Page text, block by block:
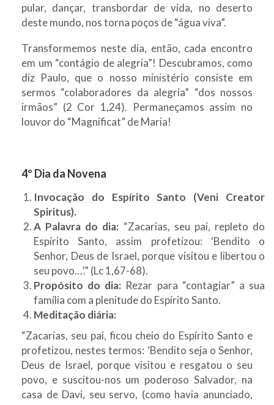
pular, dançar, transbordar de vida, no deserto
deste mundo, nos torna poços de “água viva”.
Transformemos neste dia, então, cada encontro
em um “contágio de alegria”! Descubramos, como
diz Paulo, que o nosso ministério consiste em
sermos “colaboradores da alegria” “dos nossos
irmãos” (2 Cor 1,24). Permaneçamos assim no
louvor do “Magnificat” de Maria!
4º Dia da Novena
Invocação do Espírito Santo (Veni Creator
Spiritus).
A Palavra do dia: “Zacarias, seu pai, repleto do
Espírito Santo, assim profetizou: ‘Bendito o
Senhor, Deus de Israel, porque visitou e libertou o
seu povo…’.” (Lc 1,67-68).
Propósito do dia: Rezar para “contagiar” a sua
família com a plenitude do Espírito Santo.
Meditação diária:
“Zacarias, seu pai, ficou cheio do Espírito Santo e
profetizou, nestes termos: ‘Bendito seja o Senhor,
Deus de Israel, porque visitou e resgatou o seu
povo, e suscitou-nos um poderoso Salvador, na
casa de Davi, seu servo, (como havia anunciado,